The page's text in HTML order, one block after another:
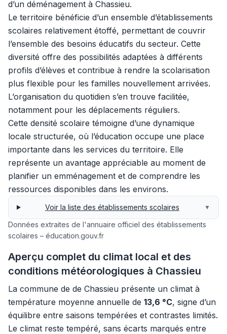
d’un déménagement à Chassieu.
Le territoire bénéficie d’un ensemble d’établissements
scolaires relativement étoffé, permettant de couvrir
l’ensemble des besoins éducatifs du secteur. Cette
diversité offre des possibilités adaptées à différents
profils d’élèves et contribue à rendre la scolarisation
plus flexible pour les familles nouvellement arrivées.
L’organisation du quotidien s’en trouve facilitée,
notamment pour les déplacements réguliers.
Cette densité scolaire témoigne d’une dynamique
locale structurée, où l’éducation occupe une place
importante dans les services du territoire. Elle
représente un avantage appréciable au moment de
planifier un emménagement et de comprendre les
ressources disponibles dans les environs.
Voir la liste des établissements scolaires ▼
Données extraites de l'annuaire officiel des établissements
scolaires – éducation.gouv.fr
Aperçu complet du climat local et des
conditions météorologiques à Chassieu
La commune de de Chassieu présente un climat à
température moyenne annuelle de 13,6 °C, signe d’un
équilibre entre saisons tempérées et contrastes limités.
Le climat reste tempéré, sans écarts marqués entre